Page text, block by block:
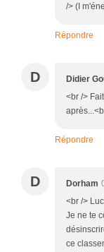
/> (I
Répondre
D Didier
<br />
Répondre
D Dorham
<br />
Je ne te
ce